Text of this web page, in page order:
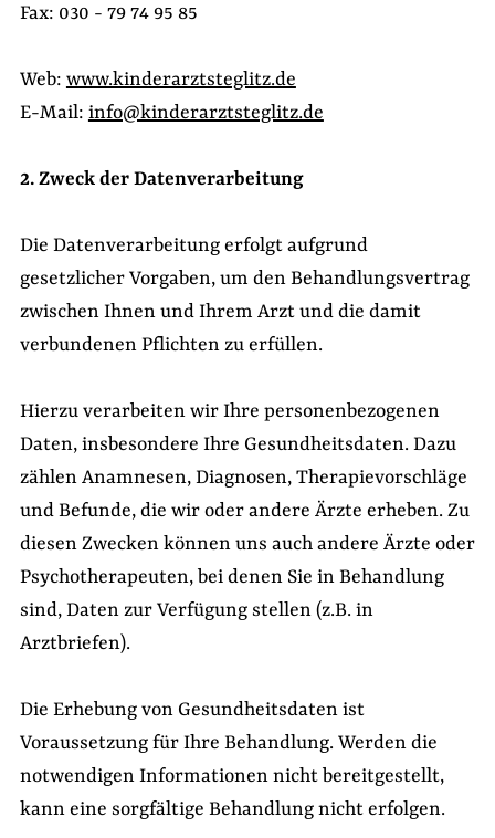
Fax: 030 - 79 74 95 85
Web: www.kinderarztsteglitz.de
E-Mail: info@kinderarztsteglitz.de
2. Zweck der Datenverarbeitung
Die Datenverarbeitung erfolgt aufgrund
gesetzlicher Vorgaben, um den Behandlungsvertrag
zwischen Ihnen und Ihrem Arzt und die damit
verbundenen Pflichten zu erfüllen.
Hierzu verarbeiten wir Ihre personenbezogenen
Daten, insbesondere Ihre Gesundheitsdaten. Dazu
zählen Anamnesen, Diagnosen, Therapievorschläge
und Befunde, die wir oder andere Ärzte erheben. Zu
diesen Zwecken können uns auch andere Ärzte oder
Psychotherapeuten, bei denen Sie in Behandlung
sind, Daten zur Verfügung stellen (z.B. in
Arztbriefen).
Die Erhebung von Gesundheitsdaten ist
Voraussetzung für Ihre Behandlung. Werden die
notwendigen Informationen nicht bereitgestellt,
kann eine sorgfältige Behandlung nicht erfolgen.